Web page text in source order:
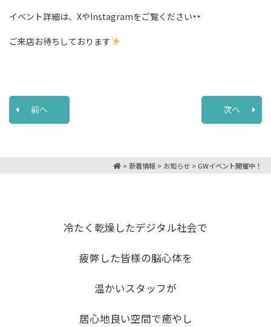
イベント詳細は、XやInstagramをご覧ください
ご来店お待ちしております
前へ 次へ
>新着情報 > お知らせ > GWイベント開催中！
冷たく乾燥したデジタル社会で
疲弊した皆様の脳心体を
温かいスタッフが
居心地良い空間で癒やし